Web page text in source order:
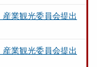
業観光委員会提出
業観光委員会提出